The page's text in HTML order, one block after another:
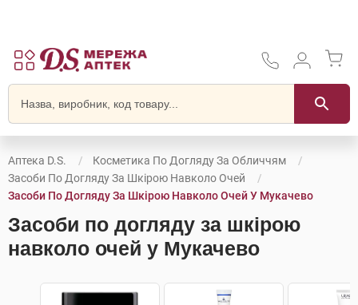
Аптека D.S.
Косметика По Догляду За Обличчям
Засоби По Догляду За Шкірою Навколо Очей
Засоби По Догляду За Шкірою Навколо Очей У Мукачево
Засоби по догляду за шкірою
навколо очей у Мукачево